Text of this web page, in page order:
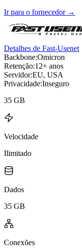
Ir para o fornecedor→
Detalhes de Fast-Usenet
Backbone:Omicron
Retenção:12+ anos
Servidor:EU, USA
Privacidade:Inseguro
35 GB
Velocidade
Ilimitado
Dados
35 GB
Conexões